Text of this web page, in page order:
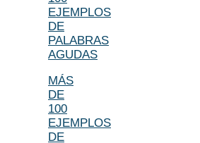
EJEMPLOS
DE
PALABRAS
AGUDAS
MÁS
DE
100
EJEMPLOS
DE